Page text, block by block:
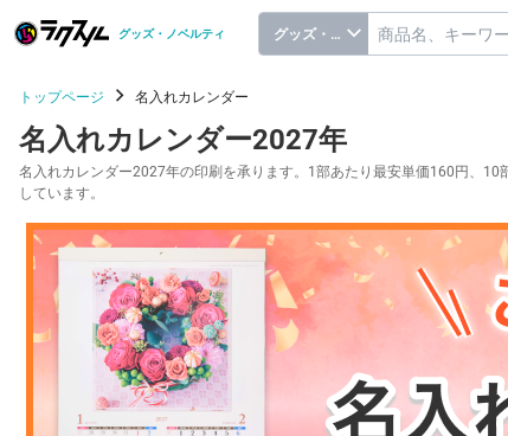
グッズ・ノベルティ グッズ・ノベルティ
トップページ 名入れカレンダー
名入れカレンダー2027年
名入れカレンダー2027年の印刷を承ります。1部あたり最安単価160円、
しています。